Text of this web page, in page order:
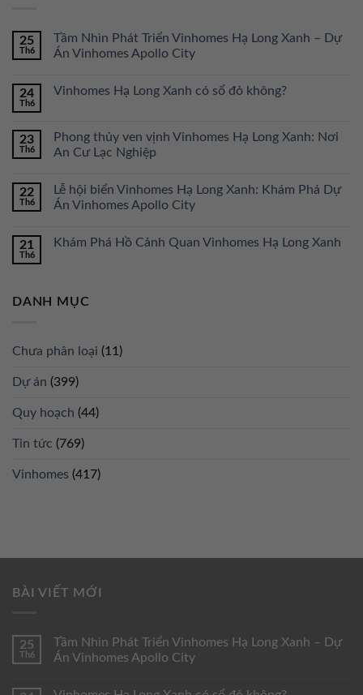
25
Th6
Tầm Nhìn Phát Triển Vinhomes Hạ Long Xanh – Dự
Án Vinhomes Apollo City
24
Th6
Vinhomes Hạ Long Xanh có sổ đỏ không?
23
Th6
Phong thủy ven vịnh Vinhomes Hạ Long Xanh: Nơi
An Cư Lạc Nghiệp
22
Th6
Lễ hội biển Vinhomes Hạ Long Xanh: Khám Phá Dự
Án Vinhomes Apollo City
21
Th6
Khám Phá Hồ Cảnh Quan Vinhomes Hạ Long Xanh
DANH MỤC
Chưa phân loại (11)
Dự án (399)
Quy hoạch (44)
Tin tức (769)
Vinhomes (417)
BÀI VIẾT MỚI
25
Th6
Tầm Nhìn Phát Triển Vinhomes Hạ Long Xanh – Dự
Án Vinhomes Apollo City